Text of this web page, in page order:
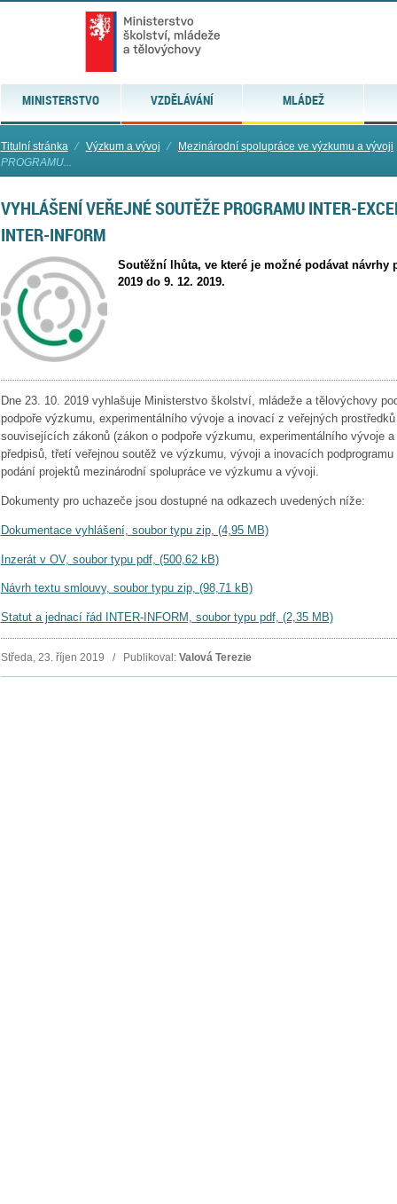
MINISTERSTVO VZDĚLÁVÁNÍ MLÁDEŽ
Titulní stránka ⁄ Výzkum a vývoj ⁄
Mezinárodní spolupráce ve výzkumu a vývoji
PROGRAMU...
VYHLÁŠENÍ VEŘEJNÉ SOUTĚŽE PROGRAMU INTER-
INTER-INFORM
Soutěžní lhůta, ve které je možné podávat návrhy
2019 do 9. 12. 2019.
Dne 23. 10. 2019 vyhlašuje Ministerstvo školství, mládeže a tělovýchovy
podpoře výzkumu, experimentálního vývoje a inovací z veřejných
souvisejících zákonů (zákon o podpoře výzkumu, experimentálního vývoje
předpisů, třetí veřejnou soutěž ve výzkumu, vývoji a inovacích podprogramu
podání projektů mezinárodní spolupráce ve výzkumu a vývoji.
Dokumenty pro uchazeče jsou dostupné na odkazech uvedených níže:
Dokumentace vyhlášení, soubor typu zip, (4,95 MB)
Inzerát v OV, soubor typu pdf, (500,62 kB)
Návrh textu smlouvy, soubor typu zip, (98,71 kB)
Statut a jednací řád INTER-INFORM, soubor typu pdf, (2,35 MB)
Středa, 23. říjen 2019 / Publikoval: Valová Terezie